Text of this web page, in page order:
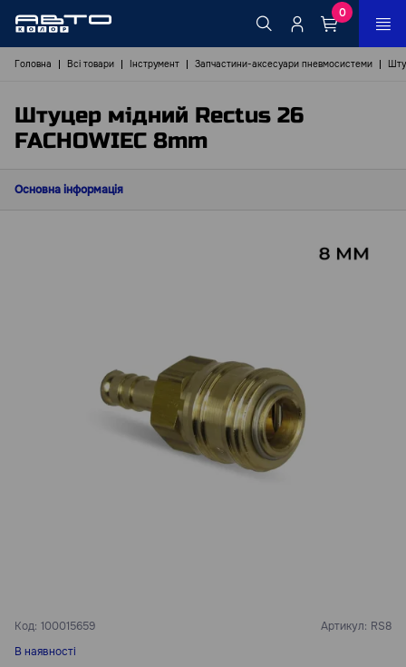
0
Головна Всі товари Інструмент Запчастини-аксесуари пневмосистеми
Штуцер мідний Rectus 26
FACHOWIEC 8mm
Основна інформація
Код: 100015659 Артикул: RS8
В наявності